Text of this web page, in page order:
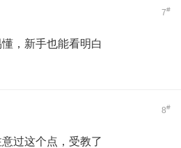
7#
，新手也能看明白
8#
过这个点，受教了